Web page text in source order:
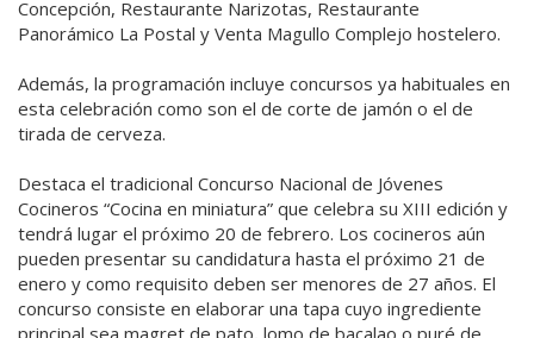
Concepción, Restaurante Narizotas, Restaurante
Panorámico La Postal y Venta Magullo Complejo hostelero.
Además, la programación incluye concursos ya habituales en
esta celebración como son el de corte de jamón o el de
tirada de cerveza.
Destaca el tradicional Concurso Nacional de Jóvenes
Cocineros “Cocina en miniatura” que celebra su XIII edición y
tendrá lugar el próximo 20 de febrero. Los cocineros aún
pueden presentar su candidatura hasta el próximo 21 de
enero y como requisito deben ser menores de 27 años. El
concurso consiste en elaborar una tapa cuyo ingrediente
principal sea magret de pato, lomo de bacalao o puré de